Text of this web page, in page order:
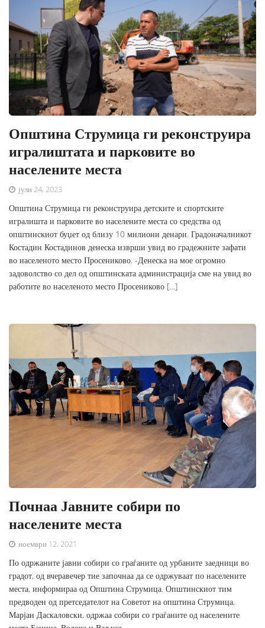
Општина Струмица ги реконструира
игралиштата и парковите во
населените места
јули 24, 2023
Општина Струмица ги реконструира детските и спортските
игралишта и парковите во населените места со средства од
општинскиот буџет од близу 10 милиони денари. Градоначалникот
Костадин Костадинов денеска изврши увид во градежните зафати
во населеното место Просениково. -Денеска на мое огромно
задоволство со дел од општинската администрација сме на увид во
работите во населеното место Просениково […]
Почнаа Јавните собири по
населените места
ноември 12, 2021
По одржаните јавни собири со граѓаните од урбаните заедници во
градот, од вчеравечер тие започнаа да се одржуваат по населените
места, информираа од Општина Струмица. Општинскиот тим
предводен од претседателот на Советот на општина Струмица,
Марјан Даскаловски, одржаа собири со граѓаните од населените